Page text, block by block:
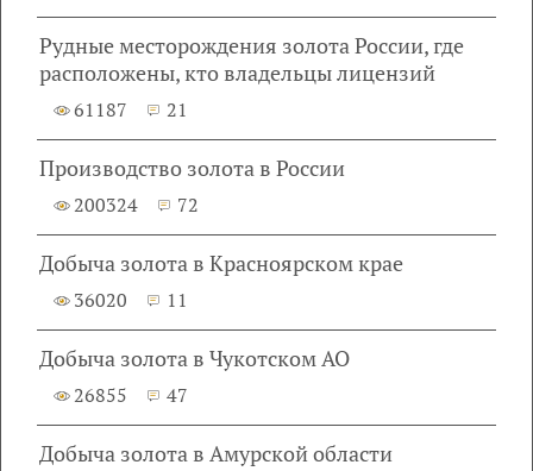
Рудные месторождения золота России, где
расположены, кто владельцы лицензий
61187 21
Производство золота в России
200324 72
Добыча золота в Красноярском крае
36020 11
Добыча золота в Чукотском АО
26855 47
Добыча золота в Амурской области